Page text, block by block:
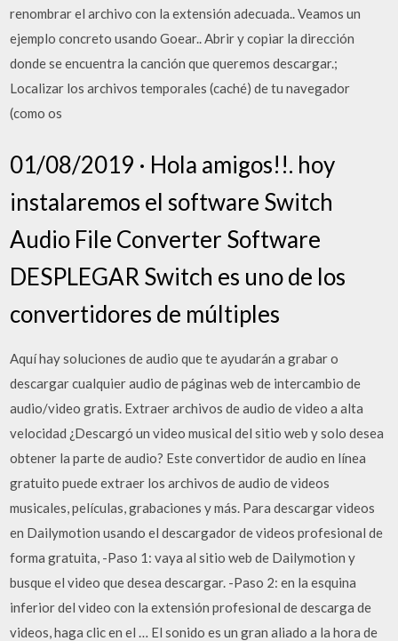
renombrar el archivo con la extensión adecuada.. Veamos un
ejemplo concreto usando Goear.. Abrir y copiar la dirección
donde se encuentra la canción que queremos descargar.;
Localizar los archivos temporales (caché) de tu navegador
(como os
01/08/2019 · Hola amigos!!. hoy
instalaremos el software Switch
Audio File Converter Software
DESPLEGAR Switch es uno de los
convertidores de múltiples
Aquí hay soluciones de audio que te ayudarán a grabar o
descargar cualquier audio de páginas web de intercambio de
audio/video gratis. Extraer archivos de audio de video a alta
velocidad ¿Descargó un video musical del sitio web y solo desea
obtener la parte de audio? Este convertidor de audio en línea
gratuito puede extraer los archivos de audio de videos
musicales, películas, grabaciones y más. Para descargar videos
en Dailymotion usando el descargador de videos profesional de
forma gratuita, -Paso 1: vaya al sitio web de Dailymotion y
busque el video que desea descargar. -Paso 2: en la esquina
inferior del video con la extensión profesional de descarga de
videos, haga clic en el … El sonido es un gran aliado a la hora de